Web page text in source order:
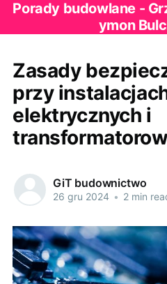
Porady budowlane -
ymon
Zasady
przy
elektrycznych i
GiT budownictwo
26 gru 2024 • 2 min